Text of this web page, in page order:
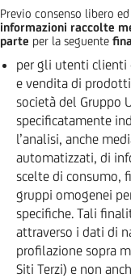
Previo consenso libero
informazioni raccolte
parte per la seguente
per gli utenti clienti
e vendita di
società del Gruppo
specificatamente
l’analisi, anche
automatizzati, di
scelte di consumo,
gruppi omogenei
specifiche. Tali
attraverso i dati di
profilazione sopra
Siti Terzi) e non